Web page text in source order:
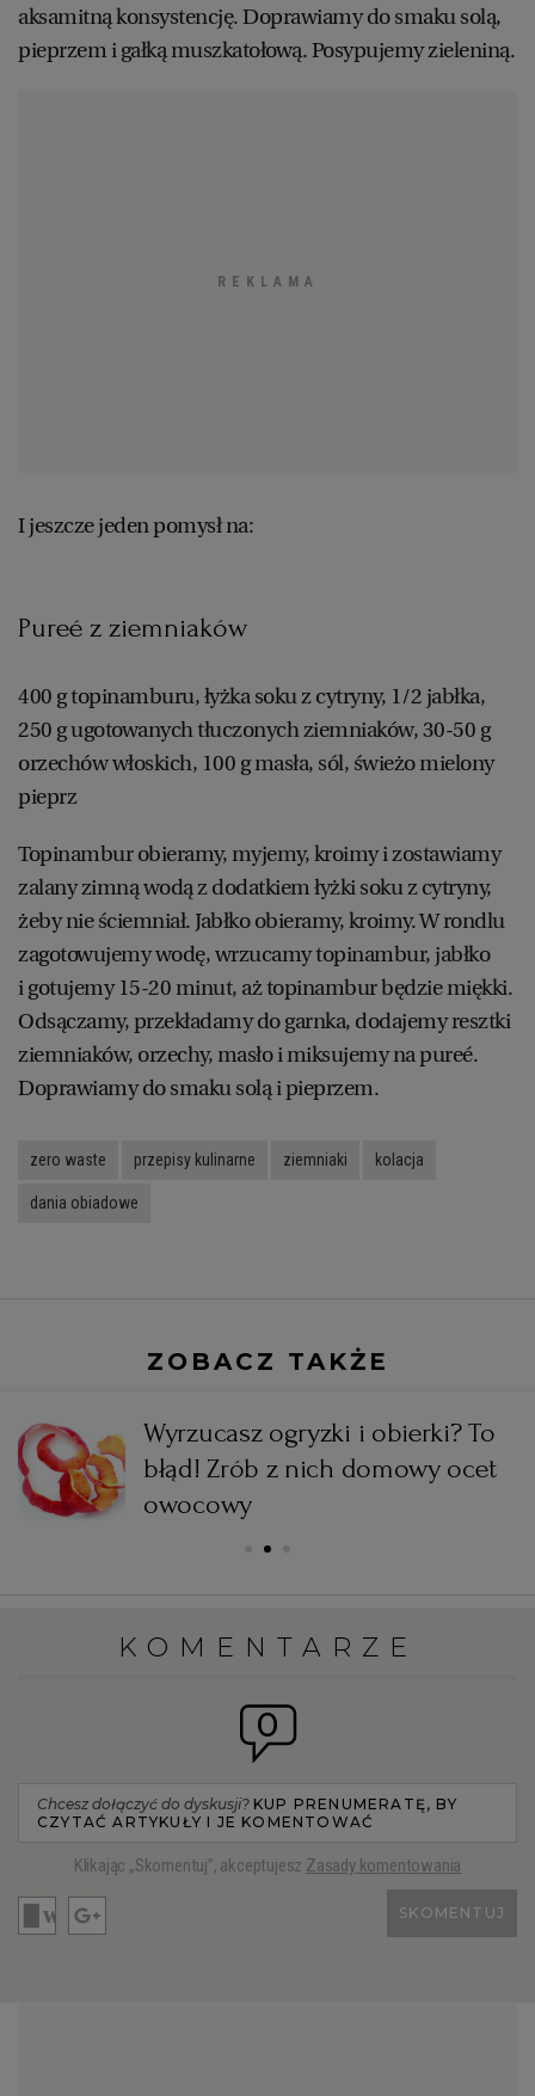
aksamitną konsystencję. Doprawiamy do smaku solą,
pieprzem i gałką muszkatołową. Posypujemy zieleniną.
I jeszcze jeden pomysł na:
Pureé z ziemniaków
400 g topinamburu, łyżka soku z cytryny, 1/2 jabłka,
250 g ugotowanych tłuczonych ziemniaków, 30-50 g
orzechów włoskich, 100 g masła, sól, świeżo mielony
pieprz
Topinambur obieramy, myjemy, kroimy i zostawiamy
zalany zimną wodą z dodatkiem łyżki soku z cytryny,
żeby nie ściemniał. Jabłko obieramy, kroimy. W rondlu
zagotowujemy wodę, wrzucamy topinambur, jabłko
i gotujemy 15-20 minut, aż topinambur będzie miękki.
Odsączamy, przekładamy do garnka, dodajemy resztki
ziemniaków, orzechy, masło i miksujemy na pureé.
Doprawiamy do smaku solą i pieprzem.
zero waste przepisy kulinarne ziemniaki kolacja
dania obiadowe
ZOBACZ TAKŻE
Wyrzucasz ogryzki i obierki? To
błąd! Zrób z nich domowy ocet
owocowy
KOMENTARZE
0
Chcesz dołączyć do dyskusji? KUP PRENUMERATĘ, BY
CZYTAĆ ARTYKUŁY I JE KOMENTOWAĆ
Klikając „Skomentuj”, akceptujesz Zasady komentowania
SKOMENTUJ